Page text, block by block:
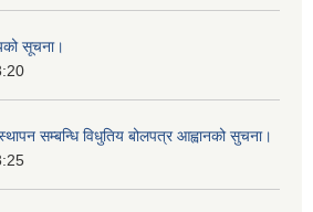
सूचना।
सम्बन्धि विधुतिय बोलपत्र आह्वानको सुचना।